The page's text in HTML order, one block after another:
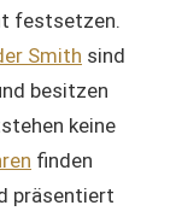
festsetzen.
Smith sind
besitzen
keine
finden
präsentiert